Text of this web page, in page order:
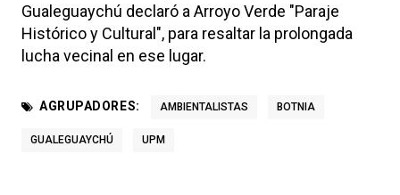
Gualeguaychú declaró a Arroyo Verde "Paraje
Histórico y Cultural", para resaltar la prolongada
lucha vecinal en ese lugar.
AGRUPADORES: AMBIENTALISTAS BOTNIA
GUALEGUAYCHÚ UPM